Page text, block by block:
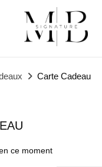
Carte Cadeau
ce moment